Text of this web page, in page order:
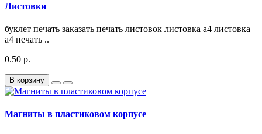
Листовки
буклет печать заказать печать листовок листовка а4 листовка
а4 печать ..
0.50 р.
В корзину
Магниты в пластиковом корпусе